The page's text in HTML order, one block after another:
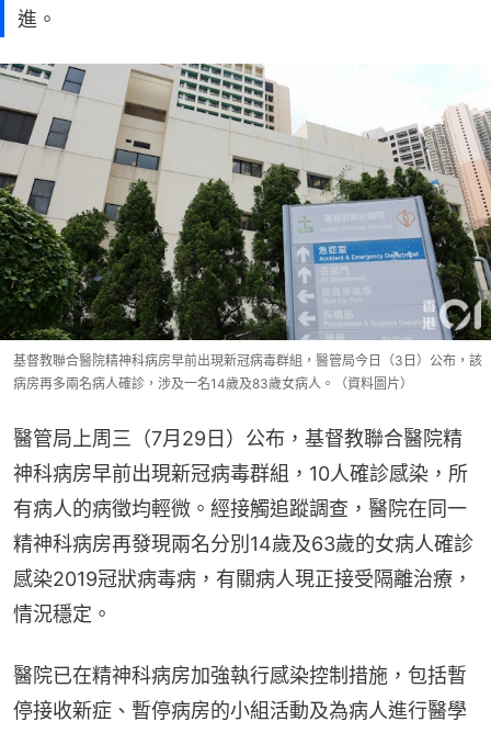
進。
基督教聯合醫院精神科病房早前出現新冠病毒群組，醫管局今日（3日）公布，該
病房再多兩名病人確診，涉及一名14歲及83歲女病人。（資料圖片）
醫管局上周三（7月29日）公布，基督教聯合醫院精
神科病房早前出現新冠病毒群組，10人確診感染，所
有病人的病徵均輕微。經接觸追蹤調查，醫院在同一
精神科病房再發現兩名分別14歲及63歲的女病人確診
感染2019冠狀病毒病，有關病人現正接受隔離治療，
情況穩定。
醫院已在精神科病房加強執行感染控制措施，包括暫
停接收新症、暫停病房的小組活動及為病人進行醫學